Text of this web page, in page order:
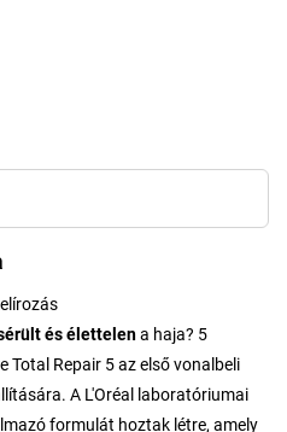
és élettelena haja? 5
Total Repair 5 az első vonalbeli
A L'Oréal laboratóriumai
formulát hoztak létre, amely